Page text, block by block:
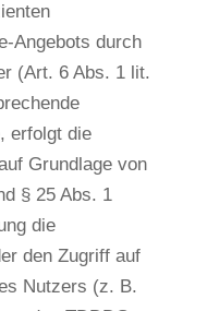
Angebots durch
(Art. 6 Abs. 1 lit.
erfolgt die
Grundlage von
§ 25 Abs. 1
die
den Zugriff auf
Nutzers (z. B.